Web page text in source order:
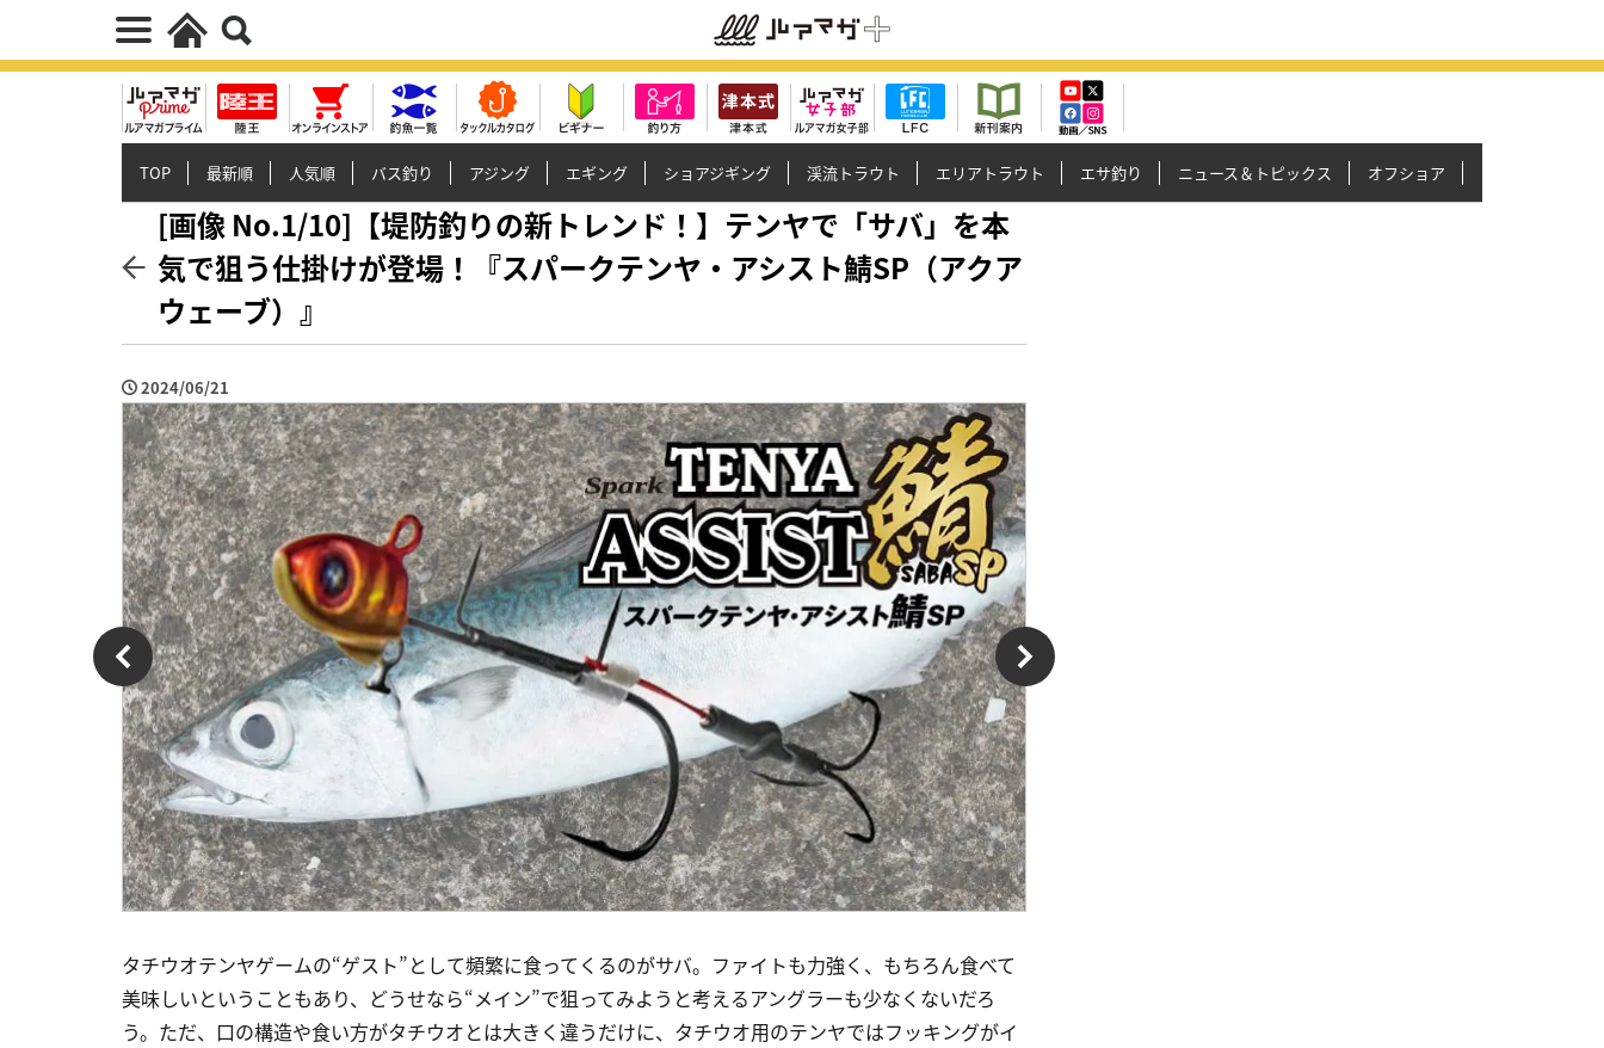
TOP 最新順 人気順 バス釣り アジング エギング ショアジギング 渓流トラウト エリアトラウト エサ釣り ニュース＆トピックス オフショア
[画像 No.1/10]【堤防釣りの新トレンド！】テンヤで「サバ」を本
気で狙う仕掛けが登場！『スパークテンヤ・アシスト鯖SP（アクア
ウェーブ）』
2024/06/21
タチウオテンヤゲームの“ゲスト”として頻繁に食ってくるのがサバ。ファイトも力強く、もちろん食べて
美味しいということもあり、どうせなら“メイン”で狙ってみようと考えるアングラーも少なくないだろ
う。ただ、口の構造や食い方がタチウオとは大きく違うだけに、タチウオ用のテンヤではフッキングがイ